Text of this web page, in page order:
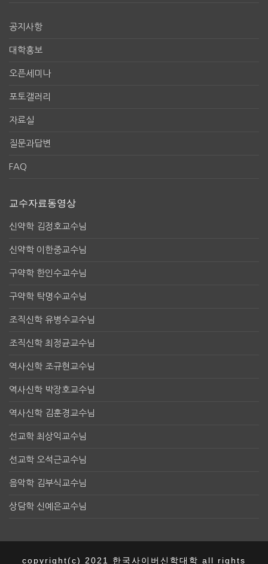
공지사항
대학홍보
오픈세미나
포토갤러리
자료실
질문과답변
FAQ
교수자료동영상
신약학 김정호교수님
신약학 이한중교수님
구약학 한인수교수님
구약학 탁명수교수님
조직신학 유병수교수님
조직신학 최정균교수님
역사신학 조규현교수님
역사신학 박장호교수님
역사신학 김훈경교수님
선교학 최상익교수님
선교학 오석근교수님
음악학 김부식교수님
상담학 신예은교수님
copyright(c) 2021 한국사이버신학대학 all rights